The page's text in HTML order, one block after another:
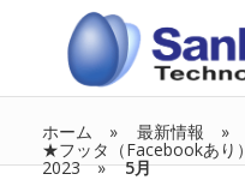
ホーム 最新情報
★フッタ（Facebookあり
2023 5月